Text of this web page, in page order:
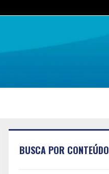
BUSCA POR CONTEÚDO